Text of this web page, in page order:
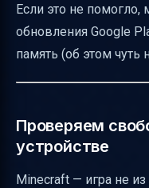
Если это не
обновления Google
память (об этом чуть
Проверяем
устройстве
Minecraft — игра не из